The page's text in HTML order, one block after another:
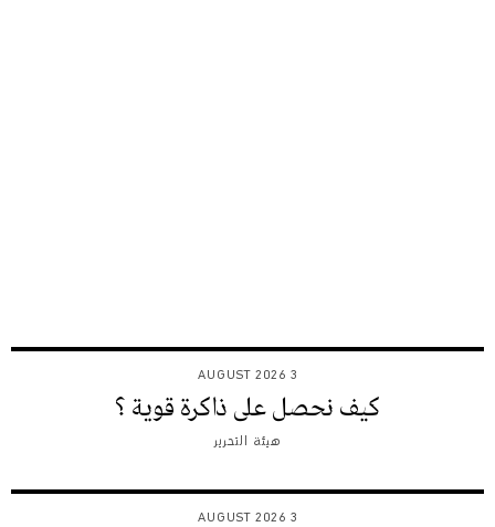
3 AUGUST 2026
كيف نحصل على ذاكرة قوية ؟
هيئة التحرير
3 AUGUST 2026